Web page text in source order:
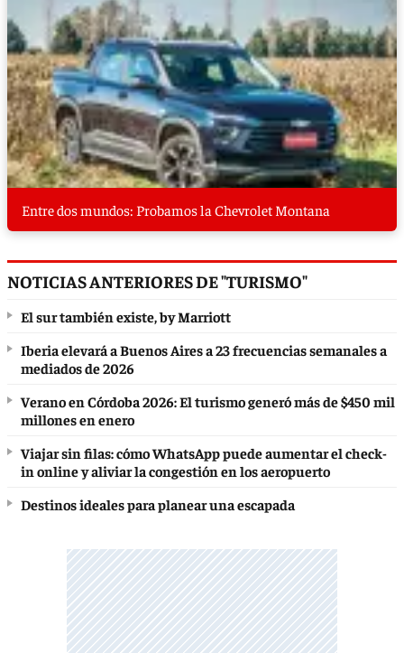
Entre dos mundos: Probamos la Chevrolet Montana
NOTICIAS ANTERIORES DE "TURISMO"
El sur también existe, by Marriott
Iberia elevará a Buenos Aires a 23 frecuencias semanales a
mediados de 2026
Verano en Córdoba 2026: El turismo generó más de $450 mil
millones en enero
Viajar sin filas: cómo WhatsApp puede aumentar el check-
in online y aliviar la congestión en los aeropuerto
Destinos ideales para planear una escapada